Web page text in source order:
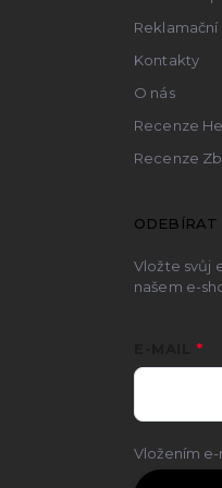
Reklamační
Kontakty
O nás
Recenze
Recenze
ODEBÍRAT
Vložte svůj
našem e-
Vložením e-